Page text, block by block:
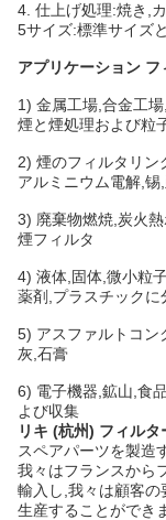
4. 仕上げ処理:焼き,
5サイズ:標準サイズ
アプリケーション フ
1) 金属工場,合金工
煙と煙処理および粒
2) 煙のフィルタリン
アルミニウム電解,
3) 廃棄物燃焼,炭火
煙フィルタ
4) 液体,固体,微小粒
薬剤,プラスチックに
5) アスファルトコン
灰,石膏
6) 電子機器,鉱山,食
よび収集
リキ (杭州) フィル
スペアパーツを製造
我々はフランスから
輸入し,我々は顧客
生産することができ